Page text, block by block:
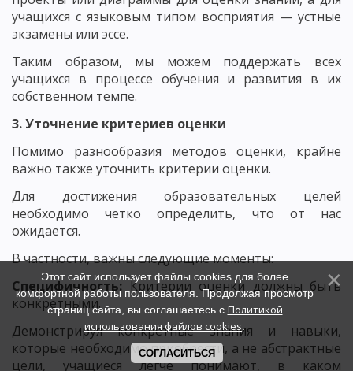
учащихся с языковым типом восприятия — устные
экзамены или эссе.
Таким образом, мы можем поддержать всех
учащихся в процессе обучения и развития в их
собственном темпе.
3. Уточнение критериев оценки
Помимо разнообразия методов оценки, крайне
важно также уточнить критерии оценки.
Для достижения образовательных целей
необходимо четко определить, что от нас
ожидается.
В частности, важны следующие моменты:
Специфичность:Критерии оценки должны быть
конкретными.
Демонстрируя конкретные знания и навыки,
которые необходимо приобрести, а не абстрактные
цели, учащиеся легче понимают, в каком
Этот сайт использует файлы cookies для более
комфортной работы пользователя. Продолжая просмотр
страниц сайта, вы соглашаетесь с Политикой
использования файлов cookies .
СОГЛАСИТЬСЯ